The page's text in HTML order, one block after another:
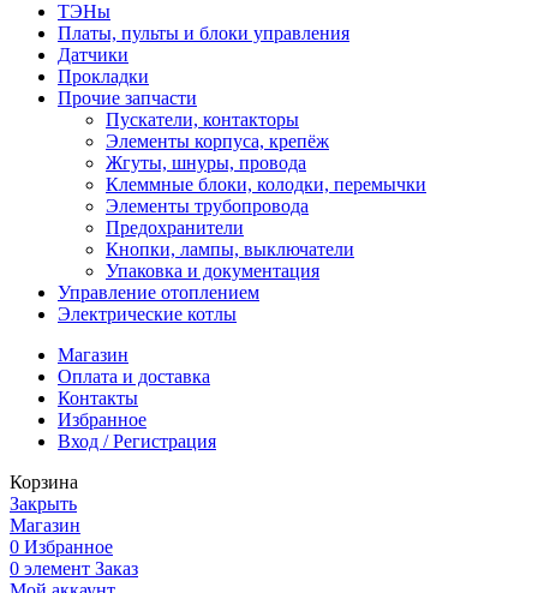
ТЭНы
Платы, пульты и блоки управления
Датчики
Прокладки
Прочие запчасти
Пускатели, контакторы
Элементы корпуса, крепёж
Жгуты, шнуры, провода
Клеммные блоки, колодки, перемычки
Элементы трубопровода
Предохранители
Кнопки, лампы, выключатели
Упаковка и документация
Управление отоплением
Электрические котлы
Магазин
Оплата и доставка
Контакты
Избранное
Вход / Регистрация
Корзина
Закрыть
Магазин
0 Избранное
0 элемент Заказ